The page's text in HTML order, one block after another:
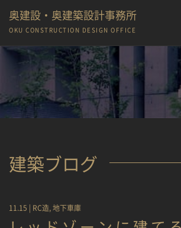
奥建設・奥建築設計事務所
OKU CONSTRUCTION DESIGN OFFICE
建築ブログ
11.15 | RC造,地下車庫